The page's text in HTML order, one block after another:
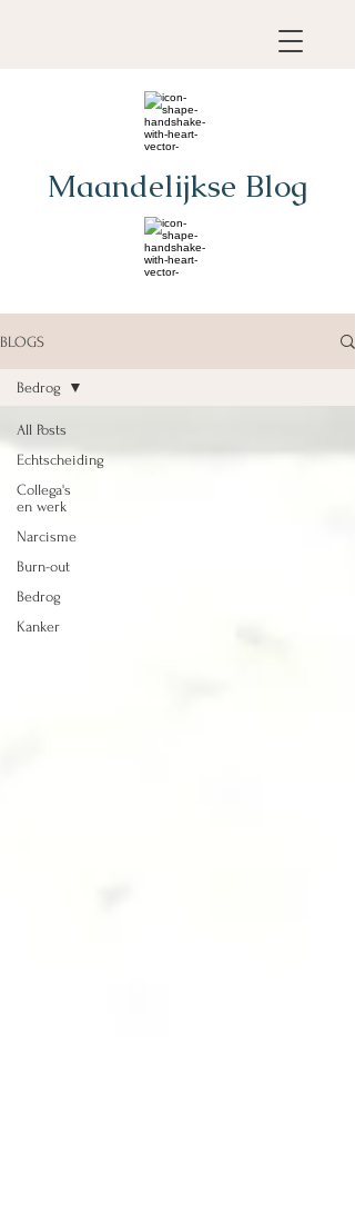
Maandelijkse Blog
BLOGS
All Posts
Echtscheiding
Collega's
en werk
Narcisme
Burn-out
Bedrog
Kanker
Bedrog